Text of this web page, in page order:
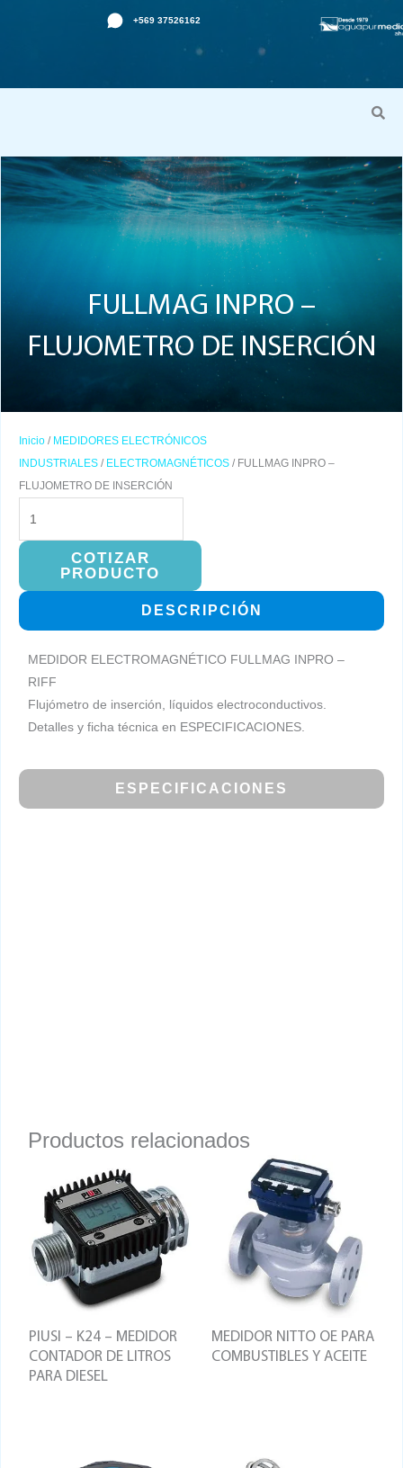
+569 37526162
FULLMAG INPRO –
FLUJOMETRO DE INSERCIÓN
Inicio / MEDIDORES ELECTRÓNICOS
INDUSTRIALES / ELECTROMAGNÉTICOS / FULLMAG INPRO –
FLUJOMETRO DE INSERCIÓN
–
FLUJOMETRO
DE
INSERCIÓN
COTIZAR
PRODUCTO
DESCRIPCIÓN
ESPECIFICACIONES
MEDIDOR ELECTROMAGNÉTICO FULLMAG INPRO –
RIFF
Flujómetro de inserción, líquidos electroconductivos.
Detalles y ficha técnica en ESPECIFICACIONES.
Productos relacionados
PIUSI – K24 – MEDIDOR
CONTADOR DE LITROS
PARA DIESEL
MEDIDOR NITTO OE PARA
COMBUSTIBLES Y ACEITE